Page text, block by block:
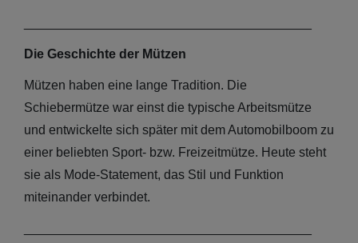
Die Geschichte der Mützen
Mützen haben eine lange Tradition. Die
Schiebermütze war einst die typische Arbeitsmütze
und entwickelte sich später mit dem Automobilboom zu
einer beliebten Sport- bzw. Freizeitmütze. Heute steht
sie als Mode-Statement, das Stil und Funktion
miteinander verbindet.